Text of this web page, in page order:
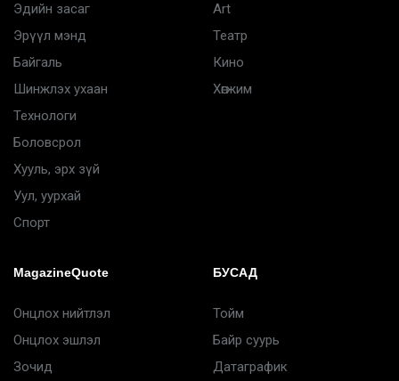
Эдийн засаг
Эрүүл мэнд
Байгаль
Шинжлэх ухаан
Технологи
Боловсрол
Хууль, эрх зүй
Уул, уурхай
Спорт
Art
Театр
Кино
Хөгжим
MagazineQuote
Онцлох нийтлэл
Онцлох эшлэл
Зочид
БУСАД
Тойм
Байр суурь
Датаграфик